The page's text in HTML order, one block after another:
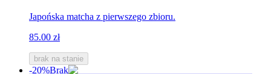
Japońska matcha z pierwszego zbioru.
85.00 zł
brak na stanie
-20%Brak